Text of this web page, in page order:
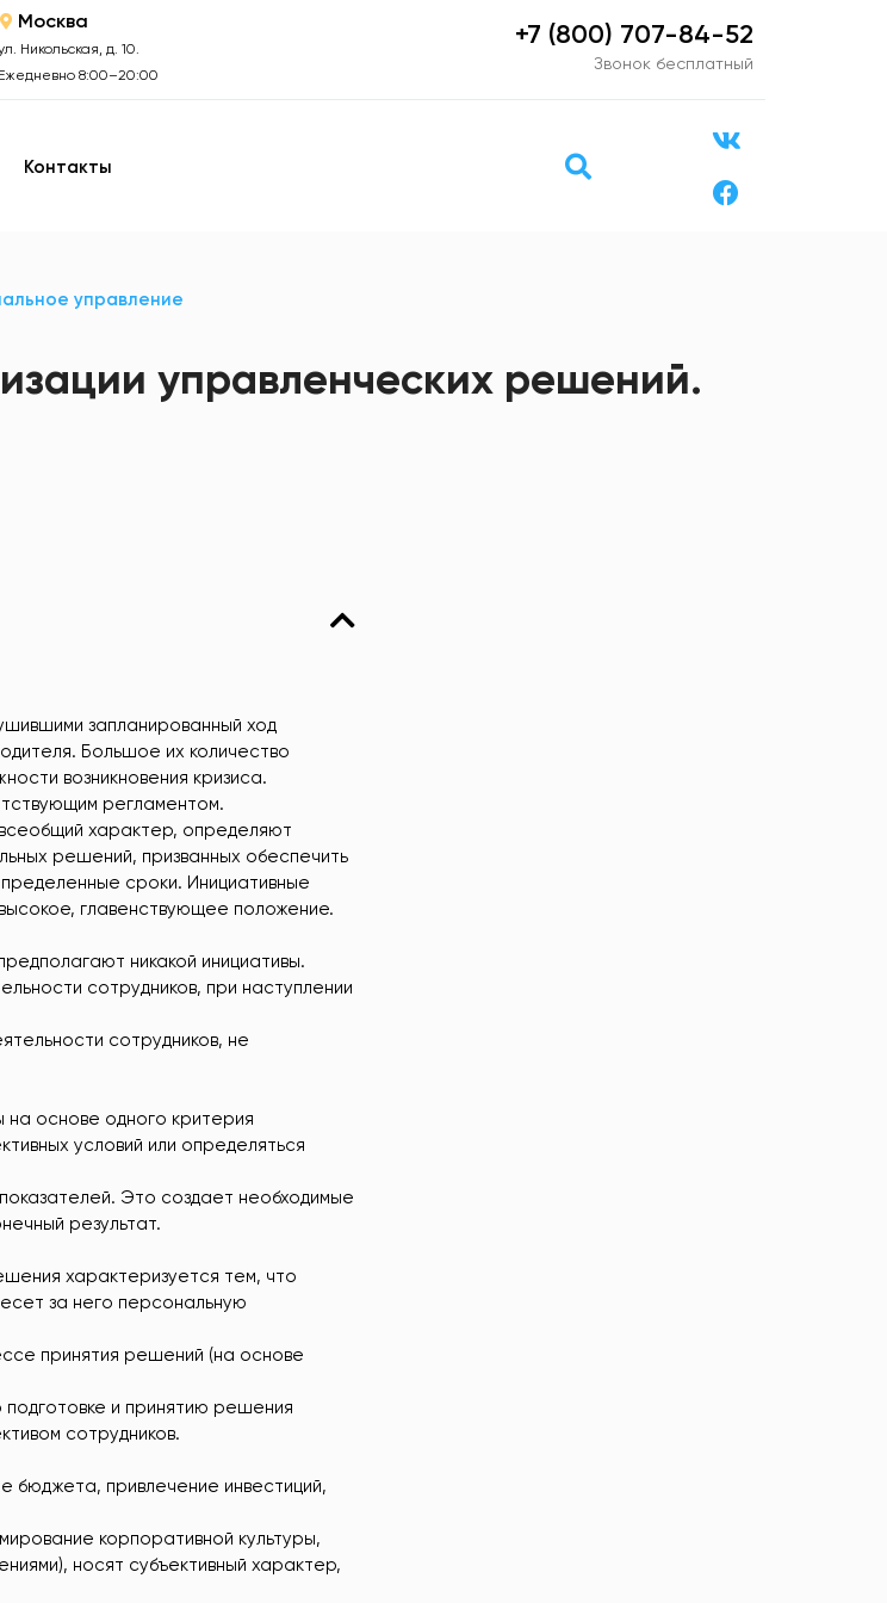
Москва
Никольская, д. 10.
Ежедневно 8:00–20:00
+7 (800) 707-84-52
Звонок бесплатный
Контакты
управление
управленческих решений.
запланированный ход
Большое их количество
возникновения кризиса.
регламентом.
характер, определяют
решений, призванных обеспечить
сроки. Инициативные
главенствующее положение.
никакой инициативы.
сотрудников, при наступлении
сотрудников, не
основе одного критерия
условий или определяться
Это создает необходимые
результат.
характеризуется тем, что
за него персональную
принятия решений (на основе
и принятию решения
сотрудников.
бюджета, привлечение инвестиций,
корпоративной культуры,
носят субъективный характер,